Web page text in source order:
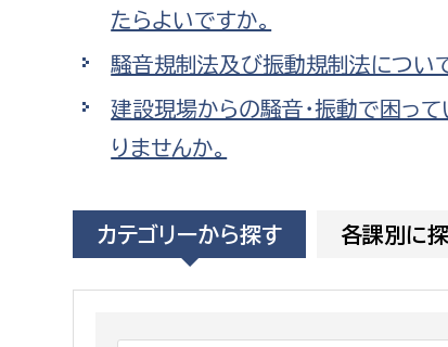
求職者
外国人
ペット
生活援護課
高齢介護課
障がい福祉課
保険課
保育
建設部
建設政策課
会計
出
たらよいですか。
騒音規制法及び振動規制法につい
建設現場からの騒音・振動で困っ
りませんか。
カテゴリーから探す 各課別に